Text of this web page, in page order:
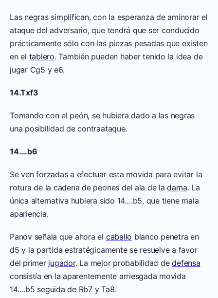
Las negras simplifican, con la esperanza de aminorar el
ataque del adversario, que tendrá que ser conducido
prácticamente sólo con las piezas pesadas que existen
en el tablero. También pueden haber tenido la idea de
jugar Cg5 y e6.
14.Txf3
Tomando con el peón, se hubiera dado a las negras
una posibilidad de contraataque.
14….b6
Se ven forzadas a efectuar esta movida para evitar la
rotura de la cadena de peones del ala de ladama. La
única alternativa hubiera sido 14….b5, que tiene mala
apariencia.
Panov señala que ahora el caballo blanco penetra en
d5 y la partida estratégicamente se resuelve a favor
del primer jugador. La mejor probabilidad dedefensa
consistía en la aparentemente arriesgada movida
14….b5 seguida de Rb7 y Ta8.